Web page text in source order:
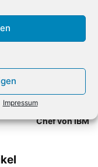
Impressum
Nächster Artikel
wird Deutschland-
Chef von IBM